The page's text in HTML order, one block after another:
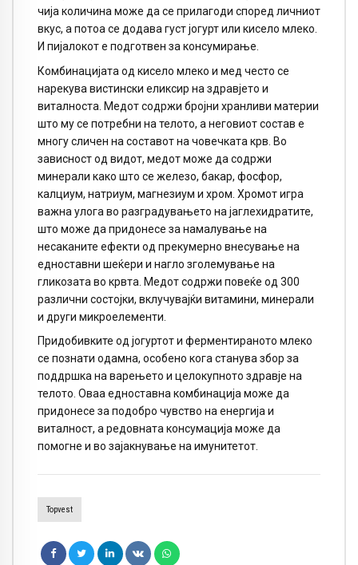
чија количина може да се прилагоди според личниот
вкус, а потоа се додава густ јогурт или кисело млеко.
И пијалокот е подготвен за консумирање.
Комбинацијата од кисело млеко и мед често се
нарекува вистински еликсир на здравјето и
виталноста. Медот содржи бројни хранливи материи
што му се потребни на телото, а неговиот состав е
многу сличен на составот на човечката крв. Во
зависност од видот, медот може да содржи
минерали како што се железо, бакар, фосфор,
калциум, натриум, магнезиум и хром. Хромот игра
важна улога во разградувањето на јаглехидратите,
што може да придонесе за намалување на
несаканите ефекти од прекумерно внесување на
едноставни шеќери и нагло зголемување на
гликозата во крвта. Медот содржи повеќе од 300
различни состојки, вклучувајќи витамини, минерали
и други микроелементи.
Придобивките од јогуртот и ферментираното млеко
се познати одамна, особено кога станува збор за
поддршка на варењето и целокупното здравје на
телото. Оваа едноставна комбинација може да
придонесе за подобро чувство на енергија и
виталност, а редовната консумација може да
помогне и во зајакнување на имунитетот.
Topvest